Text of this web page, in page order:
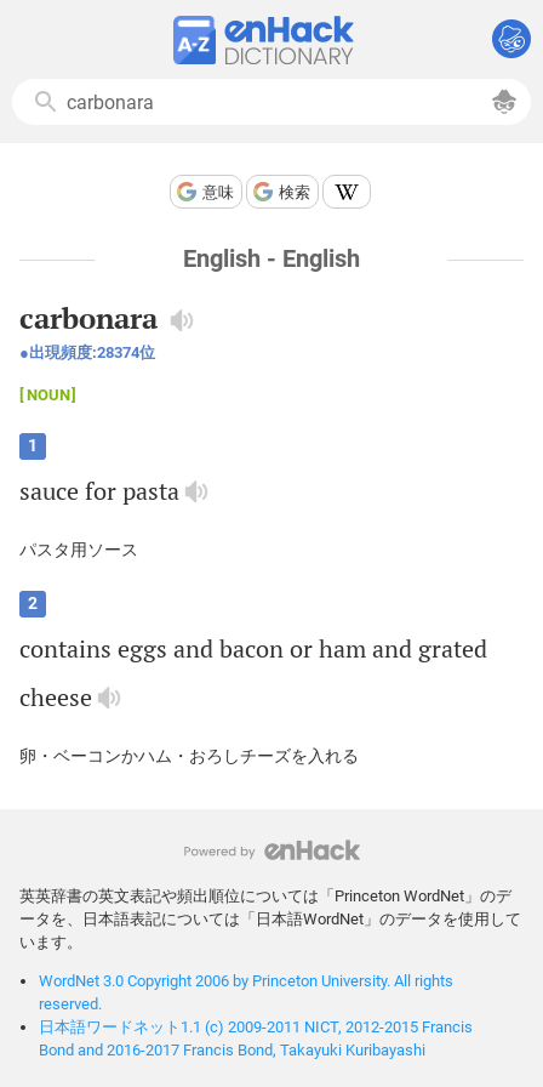
意味 検索
English - English
carbonara
出現頻度:28374位
NOUN
1
sauce forpasta
パスタ用ソース
2
contains eggs andbaconorhamand grated
cheese
卵・ベーコンかハム・おろしチーズを入れる
英英辞書の英文表記や頻出順位については「Princeton WordNet」のデ
ータを、日本語表記については「日本語WordNet」のデータを使用して
います。
WordNet 3.0 Copyright 2006 by Princeton University. All rights
reserved.
日本語ワードネット1.1 (c) 2009-2011 NICT, 2012-2015 Francis
Bond and 2016-2017 Francis Bond, Takayuki Kuribayashi